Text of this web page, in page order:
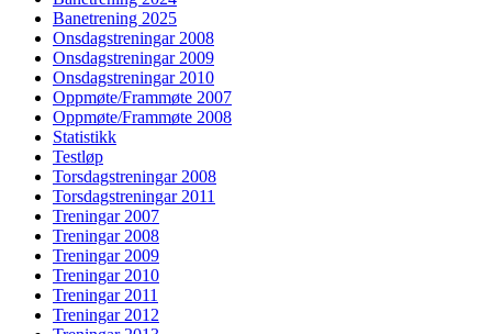
Banetrening 2025
Onsdagstreningar 2008
Onsdagstreningar 2009
Onsdagstreningar 2010
Oppmøte/Frammøte 2007
Oppmøte/Frammøte 2008
Statistikk
Testløp
Torsdagstreningar 2008
Torsdagstreningar 2011
Treningar 2007
Treningar 2008
Treningar 2009
Treningar 2010
Treningar 2011
Treningar 2012